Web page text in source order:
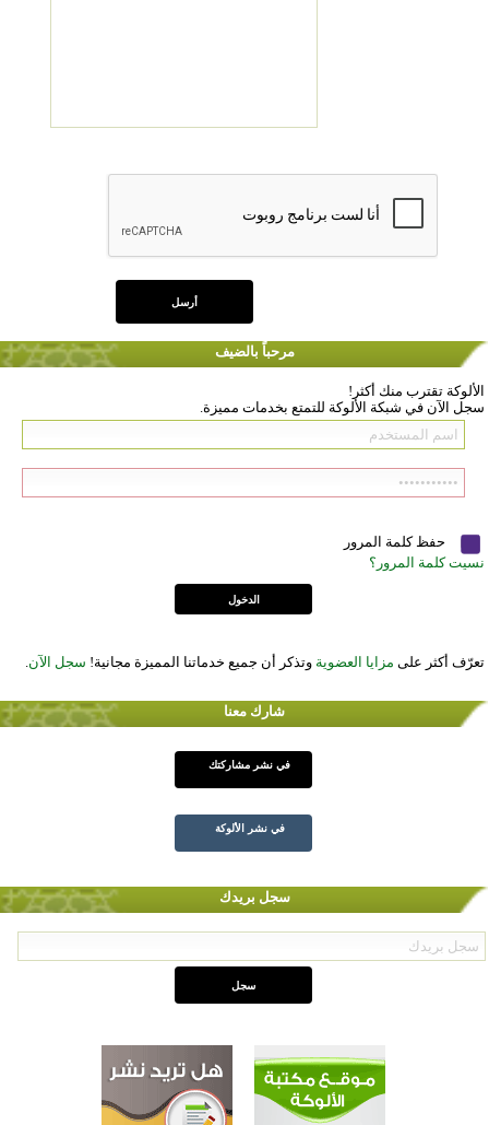
مرحباً بالضيف
الألوكة تقترب منك أكثر!
سجل الآن في شبكة الألوكة للتمتع بخدمات مميزة.
حفظ كلمة المرور
نسيت كلمة المرور؟
تعرّف أكثر على مزايا العضوية وتذكر أن جميع خدماتنا المميزة مجانية! سجل الآن.
شارك معنا
في نشر مشاركتك
في نشر الألوكة
سجل بريدك